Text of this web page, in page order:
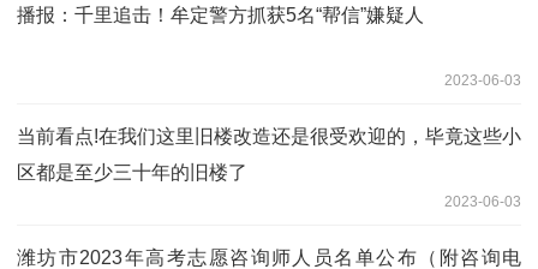
播报：千里追击！牟定警方抓获5名“帮信”嫌疑人
2023-06-03
当前看点!在我们这里旧楼改造还是很受欢迎的，毕竟这些小
区都是至少三十年的旧楼了
2023-06-03
潍坊市2023年高考志愿咨询师人员名单公布（附咨询电